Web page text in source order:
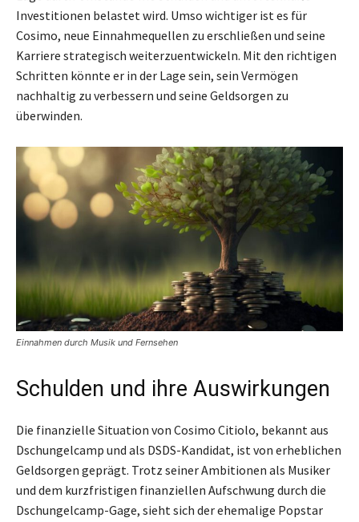
Investitionen belastet wird. Umso wichtiger ist es für
Cosimo, neue Einnahmequellen zu erschließen und seine
Karriere strategisch weiterzuentwickeln. Mit den richtigen
Schritten könnte er in der Lage sein, sein Vermögen
nachhaltig zu verbessern und seine Geldsorgen zu
überwinden.
Einnahmen durch Musik und Fernsehen
Schulden und ihre Auswirkungen
Die finanzielle Situation von Cosimo Citiolo, bekannt aus
Dschungelcamp und als DSDS-Kandidat, ist von erheblichen
Geldsorgen geprägt. Trotz seiner Ambitionen als Musiker
und dem kurzfristigen finanziellen Aufschwung durch die
Dschungelcamp-Gage, sieht sich der ehemalige Popstar